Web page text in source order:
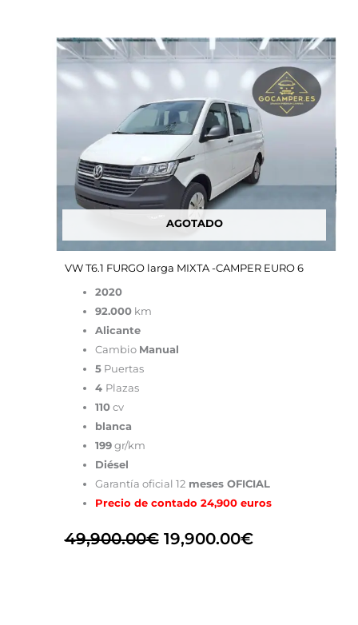
AGOTADO
VW T6.1 FURGO larga MIXTA -CAMPER EURO 6
2020
92.000km
Alicante
Cambio Manual
5Puertas
4 Plazas
110cv
blanca
199gr/km
Diésel
Garantía oficial 12meses OFICIAL
Precio de contado 24,900 euros
49,900.00€
El
precio
original
era:
49,900.00€.
19,900.00€
El
precio
actual
es:
19,900.00€.